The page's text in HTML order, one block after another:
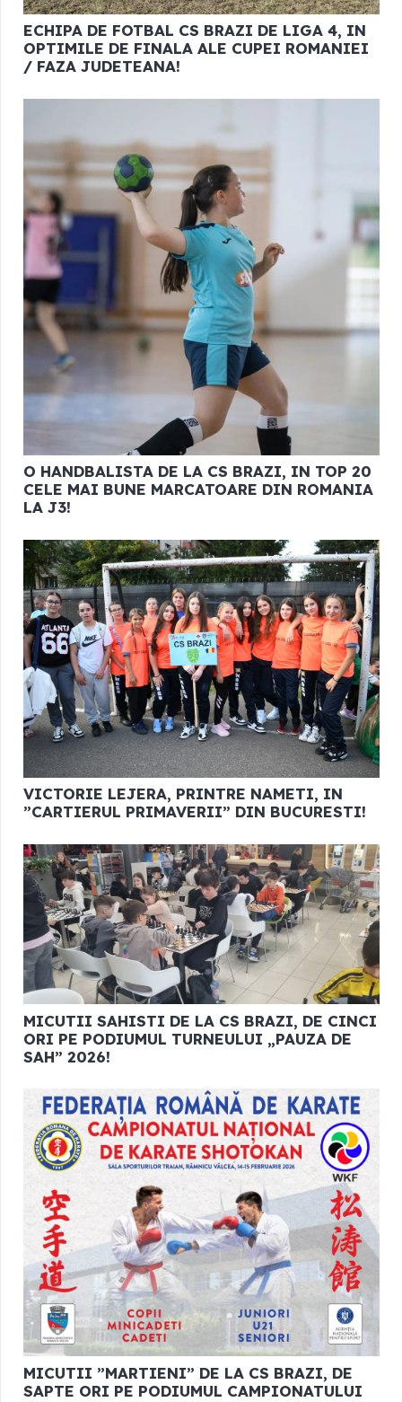
ECHIPA DE FOTBAL CS BRAZI DE LIGA 4, IN
OPTIMILE DE FINALA ALE CUPEI ROMANIEI
/ FAZA JUDETEANA!
O HANDBALISTA DE LA CS BRAZI, IN TOP 20
CELE MAI BUNE MARCATOARE DIN ROMANIA
LA J3!
VICTORIE LEJERA, PRINTRE NAMETI, IN
”CARTIERUL PRIMAVERII” DIN BUCURESTI!
MICUTII SAHISTI DE LA CS BRAZI, DE CINCI
ORI PE PODIUMUL TURNEULUI „PAUZA DE
SAH” 2026!
MICUTII ”MARTIENI” DE LA CS BRAZI, DE
SAPTE ORI PE PODIUMUL CAMPIONATULUI